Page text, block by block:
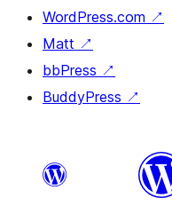
WordPress.com ↗
Matt ↗
bbPress ↗
BuddyPress ↗